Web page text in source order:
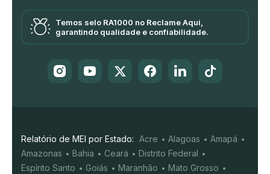
Temos selo RA1000 no Reclame Aqui,
garantindo qualidade e confiabilidade.
Relatório de MEI por Estado: Acre Alagoas
Amapá
Amazonas
Bahia Ceará
Distrito Federal
Espírito Santo
Goiás Maranhão
Mato Grosso